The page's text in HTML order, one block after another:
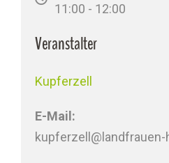
11:00 - 12:00
Veranstalter
Kupferzell
E-Mail: